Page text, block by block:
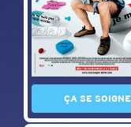
ÇA SE SOIGNE